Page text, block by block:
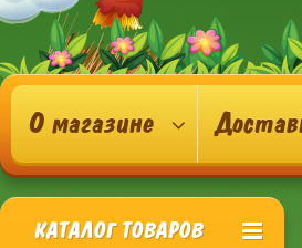
О магазине
КАТАЛОГ ТОВАРОВ